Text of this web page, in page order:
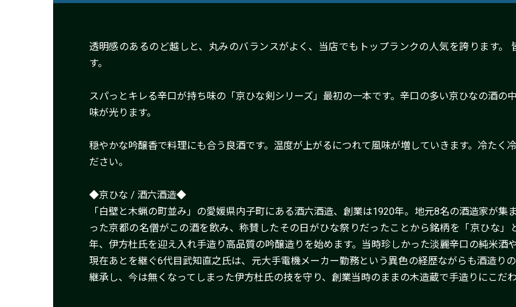
透明感のあるのど越しと、丸みのバランスがよく、当店でもトップランクの人気を誇ります
す。
スパっとキレる辛口が持ち味の「京ひな剣シリーズ」最初の一本です。辛口の多い京ひなの酒の
味が光ります。
穏やかな吟醸香で料理にも合う良酒です。温度が上がるにつれて風味が増していきます。冷たく
ださい。
◆京ひな / 酒六酒造◆
「白壁と木蝋の町並み」の愛媛県内子町にある酒六酒造、創業は1920年。地元8名の酒造家が
った京都の名僧がこの酒を飲み、称賛したその日がひな祭りだったことから銘柄を「京ひな
年、伊方杜氏を迎え入れ手造り高品質の吟醸造りを始めます。当時珍しかった淡麗辛口の純米酒
現在あとを継ぐ6代目武知直之氏は、元大手電機メーカー勤務という異色の経歴ながらも酒造り
継承し、今は無くなってしまった伊方杜氏の技を守り、創業当時のままの木造蔵で手造りにこだ